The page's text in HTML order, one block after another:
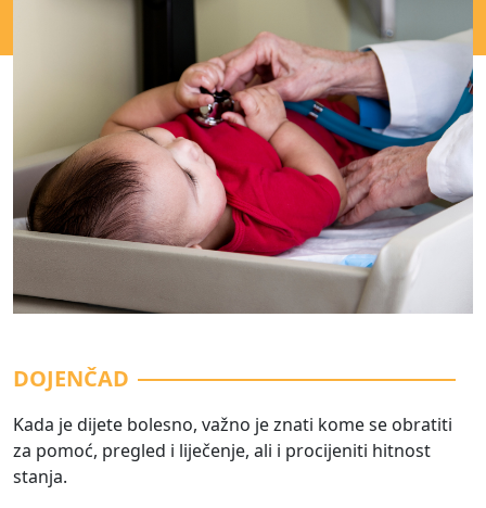
DOJENČAD
Kada je dijete bolesno, važno je znati kome se obratiti
za pomoć, pregled i liječenje, ali i procijeniti hitnost
stanja.